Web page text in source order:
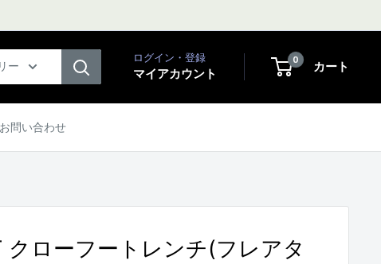
ー
ログイン・登録
マイアカウント
0 カート
お問い合わせ
クローフートレンチ(フレアタ